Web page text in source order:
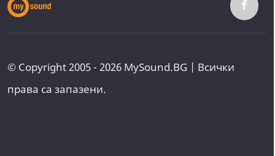
© Copyright 2005 - 2026 MySound.BG | Всички
права са запазени.